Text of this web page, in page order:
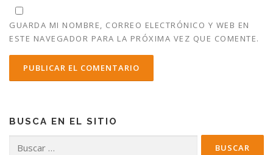
GUARDA MI NOMBRE, CORREO ELECTRÓNICO Y WEB EN
ESTE NAVEGADOR PARA LA PRÓXIMA VEZ QUE COMENTE.
BUSCA EN EL SITIO